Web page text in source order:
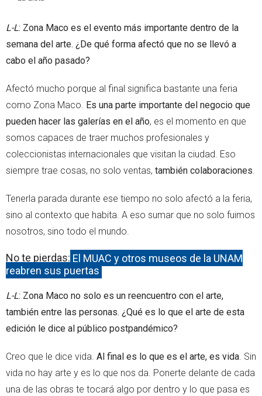
L-L: Zona Maco es el evento más importante dentro de la
semana del arte. ¿De qué forma afectó que no se llevó a
cabo el año pasado?
Afectó mucho porque al final significa bastante una feria
como Zona Maco. Es una parte importante del negocio que
pueden hacer las galerías en el año, es el momento en que
somos capaces de traer muchos profesionales y
coleccionistas internacionales que visitan la ciudad. Eso
siempre trae cosas, no solo ventas, también colaboraciones.
Tenerla parada durante ese tiempo no solo afectó a la feria,
sino al contexto que habita. A eso sumar que no solo fuimos
nosotros, sino todo el mundo.
No te pierdas: El MUAC y otros museos de la UNAM
reabren sus puertas
L-L: Zona Maco no solo es un reencuentro con el arte,
también entre las personas. ¿Qué es lo que el arte de esta
edición le dice al público postpandémico?
Creo que le dice vida. Al final es lo que es el arte, es vida. Sin
vida no hay arte y es lo que nos da. Ponerte delante de cada
una de las obras te tocará algo por dentro y lo que pasa es